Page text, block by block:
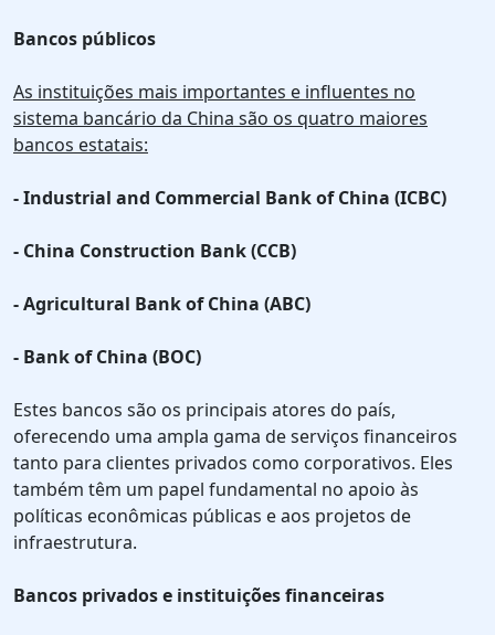
Bancos públicos
As instituições mais importantes e influentes no
sistema bancário da China são os quatro maiores
bancos estatais:
- Industrial and Commercial Bank of China (ICBC)
- China Construction Bank (CCB)
- Agricultural Bank of China (ABC)
- Bank of China (BOC)
Estes bancos são os principais atores do país,
oferecendo uma ampla gama de serviços financeiros
tanto para clientes privados como corporativos. Eles
também têm um papel fundamental no apoio às
políticas econômicas públicas e aos projetos de
infraestrutura.
Bancos privados e instituições financeiras